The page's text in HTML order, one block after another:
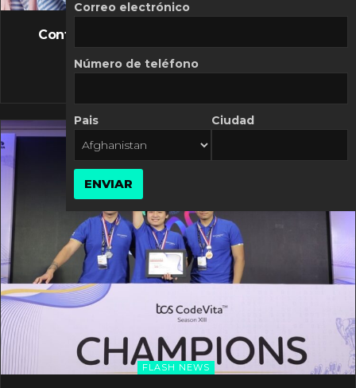
FLASH NEWS
Controversia de Mercado Libre por costos
10 MARZO, 2026
FLASH NEWS
Correo electrónico
Número de teléfono
Pais Ciudad
ENVIAR